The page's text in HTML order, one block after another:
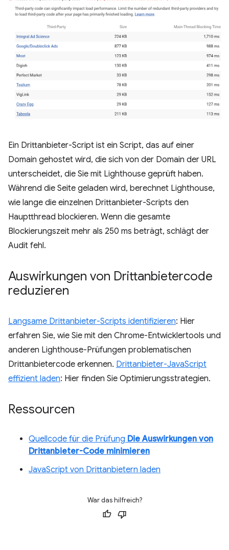
Ein Drittanbieter-Script ist ein Script, das auf einer
Domain gehostet wird, die sich von der Domain der URL
unterscheidet, die Sie mit Lighthouse geprüft haben.
Während die Seite geladen wird, berechnet Lighthouse,
wie lange die einzelnen Drittanbieter-Scripts den
Hauptthread blockieren. Wenn die gesamte
Blockierungszeit mehr als 250 ms beträgt, schlägt der
Audit fehl.
Auswirkungen von Drittanbietercode
reduzieren
Langsame Drittanbieter-Scripts identifizieren: Hier
erfahren Sie, wie Sie mit den Chrome-Entwicklertools und
anderen Lighthouse-Prüfungen problematischen
Drittanbietercode erkennen. Drittanbieter-JavaScript
effizient laden: Hier finden Sie Optimierungsstrategien.
Ressourcen
Quellcode für die Prüfung Die Auswirkungen von
Drittanbieter-Code minimieren
JavaScript von Drittanbietern laden
War das hilfreich?